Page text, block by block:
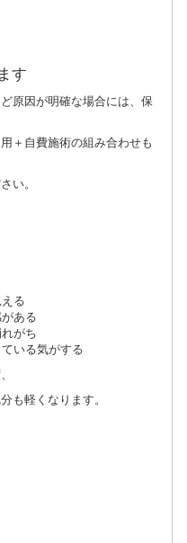
す
原因が明確な場合には、保
＋自費施術の組み合わせも
い。
る
ある
がち
いる気がする
も軽くなります。